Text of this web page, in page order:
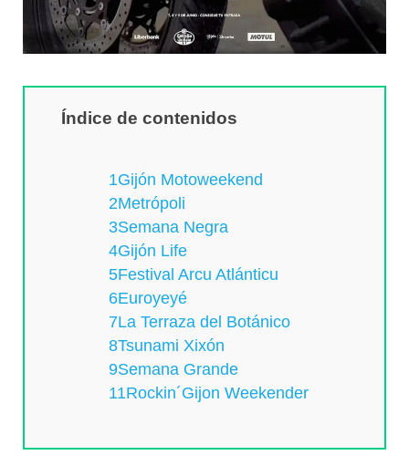
Índice de contenidos
1Gijón Motoweekend
2Metrópoli
3Semana Negra
4Gijón Life
5Festival Arcu Atlánticu
6Euroyeyé
7La Terraza del Botánico
8Tsunami Xixón
9Semana Grande
11Rockin´Gijon Weekender